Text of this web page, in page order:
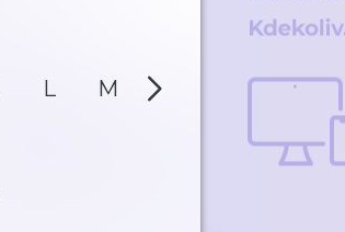
L M N P